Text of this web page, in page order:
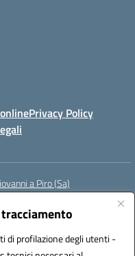
di profilazione degli utenti -
Privacy Policy
a Piro (Sa)